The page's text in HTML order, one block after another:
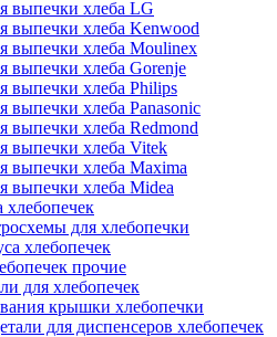
выпечки хлеба LG
выпечки хлеба Kenwood
выпечки хлеба Moulinex
выпечки хлеба Gorenje
выпечки хлеба Philips
выпечки хлеба Panasonic
выпечки хлеба Redmond
выпечки хлеба Vitek
выпечки хлеба Maxima
выпечки хлеба Midea
для хлебопечки
хлебопечек
прочие
для хлебопечек
крышки хлебопечки
для диспенсеров хлебопечек